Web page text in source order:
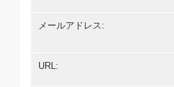
メールアドレス:
URL: